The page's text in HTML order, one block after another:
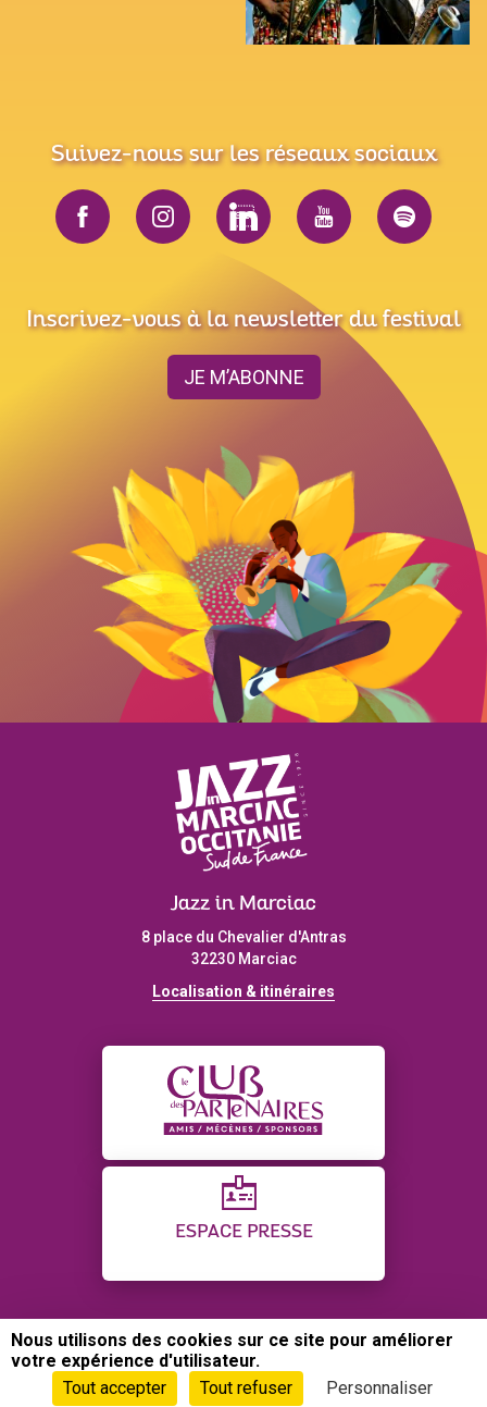
Suivez-nous sur les réseaux sociaux
Inscrivez-vous à la newsletter du festival
JE M’ABONNE
Jazz in Marciac
8 place du Chevalier d'Antras
32230 Marciac
Localisation & itinéraires
ESPACE PRESSE
CONTACT PLAN DU SITE
CRÉDITS
POLITIQUE DE CONFIDENTIALITÉ
GESTION DES COOKIES
Nous utilisons des cookies sur ce site pour améliorer
votre expérience d'utilisateur.
Tout accepter
Tout refuser Personnaliser